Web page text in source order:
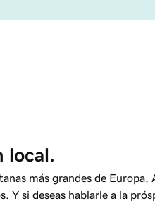
local.
más grandes de Europa,
Y si deseas hablarle a la